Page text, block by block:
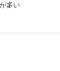
多い